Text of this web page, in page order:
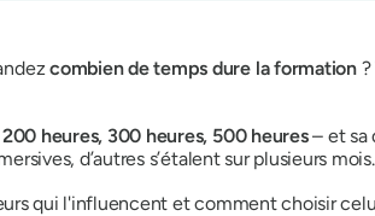
combien de temps dure la formation?
200 heures, 300 heures, 500 heures– et sa
d’autres s’étalent sur plusieurs mois.
qui l'influencent et comment choisir